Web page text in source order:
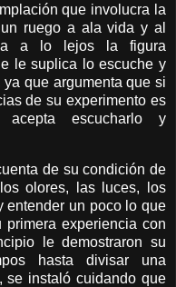
que involucra la
ruego a ala vida y al
a lo lejos la figura
le suplica lo escuche y
que argumenta que si
de su experimento es
acepta escucharlo y
de su condición de
olores, las luces, los
entender un poco lo que
experiencia con
le demostraron su
hasta divisar una
se instaló cuidando que